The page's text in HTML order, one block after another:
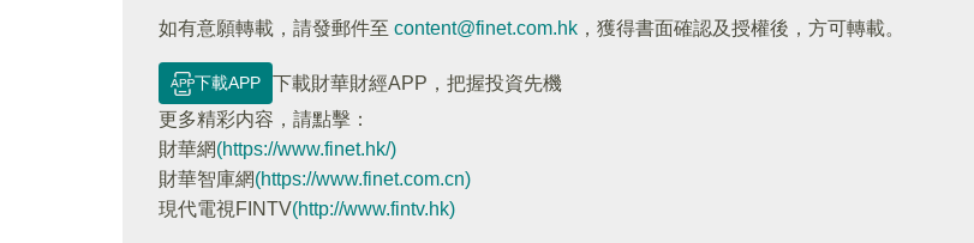
如有意願轉載，請發郵件至 content@finet.com.hk ，獲得書面確認及授權後，方可轉載。
下載APP
下載財華財經APP，把握投資先機
更多精彩内容，請點擊：
財華網(https://www.finet.hk/)
財華智庫網(https://www.finet.com.cn)
現代電視FINTV(http://www.fintv.hk)